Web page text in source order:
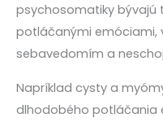
psychosomatiky bývajú
potláčanými emóciami,
sebavedomím a
Napríklad cysty a
dlhodobého potláčania